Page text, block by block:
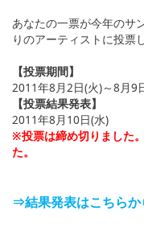
あなたの一票が今年のサ
りのアーティストに投票
【投票期間】
2011年8月2日(火)～8月9
【投票結果発表】
2011年8月10日(水)
※投票は締め切りました
た。
⇒結果発表はこちらか